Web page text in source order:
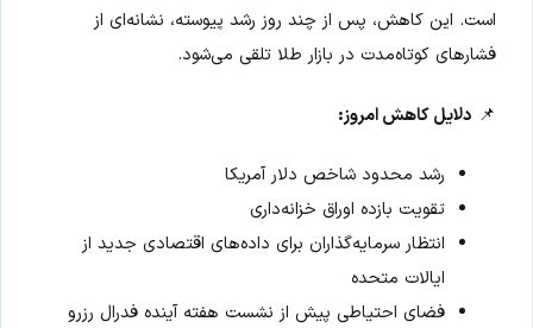
است. این کاهش، پس از چند روز رشد پیوسته، نشانه‌ای از
فشارهای کوتاه‌مدت در بازار طلا تلقی می‌شود.
📌 دلایل کاهش امروز:
رشد محدود شاخص دلار آمریکا
تقویت بازده اوراق خزانه‌داری
انتظار سرمایه‌گذاران برای داده‌های اقتصادی جدید از
ایالات متحده
فضای احتیاطی پیش از نشست هفته آینده فدرال رزرو